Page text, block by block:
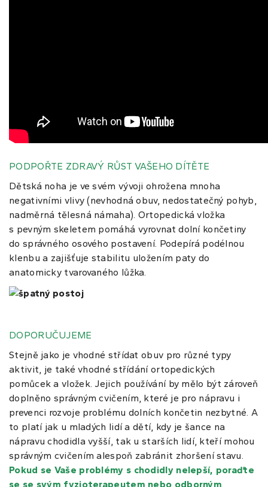
PODPOŘTE ZDRAVÝ RŮST VAŠEHO DÍTĚTE
Dětská noha je ve svém vývoji ohrožena mnoha
negativními vlivy (nevhodná obuv, nedostatečný pohyb,
nadměrná tělesná námaha). Ortopedická vložka
s pevným skeletem pomáhá vyrovnat dolní končetiny
do správného osového postavení. Podepírá podélnou
klenbu a zajišťuje stabilitu uložením paty do
anatomicky tvarovaného lůžka.
DOPORUČUJEME
Stejně jako je vhodné střídat obuv pro různé typy
aktivit, je také vhodné střídání ortopedických
pomůcek a vložek. Jejich používání by mělo být zároveň
doplněno správným cvičením, které je pro nápravu i
prevenci rozvoje problému dolních končetin nezbytné. A
to platí jak u mladých lidí a dětí, kdy je šance na
nápravu chodidla vyšší, tak u starších lidí, kteří mohou
správným cvičením alespoň zabránit zhoršení stavu.
Pokud se Vaše problémy s chodidly nelepší, poraďte
se se svým fyzioterapeutem nebo odborným